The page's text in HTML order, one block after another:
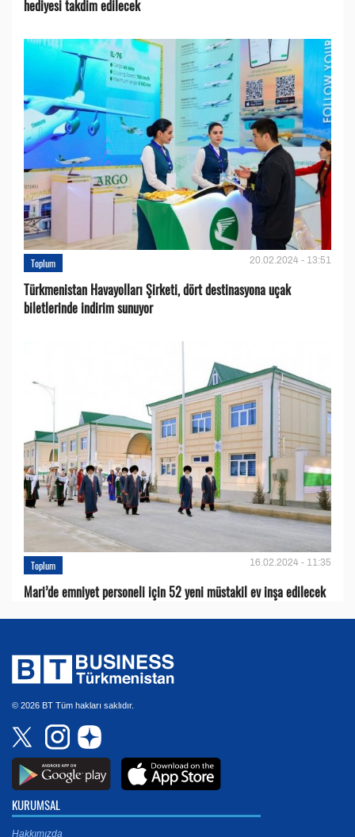
hediyesi takdim edilecek
Toplum 20.02.2024 - 13:51
Türkmenistan Havayolları Şirketi, dört destinasyona uçak
biletlerinde indirim sunuyor
Toplum 16.02.2024 - 11:35
Mari’de emniyet personeli için 52 yeni müstakil ev inşa edilecek
© 2026 BT Tüm hakları saklıdır.
KURUMSAL
Hakkımızda